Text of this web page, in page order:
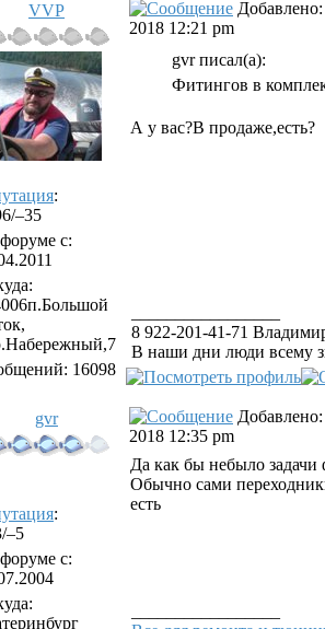
VVP
:
–35
с:
16098
2018 12:21 pm
gvr писал(а):
Фитингов в
А у вас?В продаже,есть?
8 922-201-41-71
В наши дни люди всему
gvr
:
–5
с:
2018 12:35 pm
Да как бы небыло задачи
Обычно сами
есть